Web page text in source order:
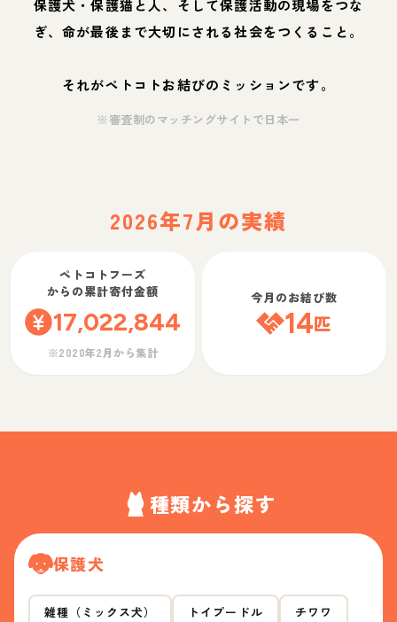
保護犬・保護猫と人、そして保護活動の現場をつな
ぎ、命が最後まで大切にされる社会をつくること。
それがペトコトお結びのミッションです。
※審査制のマッチングサイトで日本一
2026年7月の実績
ペトコトフーズ
からの累計寄付金額
17,022,844
※2020年2月から集計
今月のお結び数
14匹
種類から探す
保護犬
雑種（ミックス犬） トイプードル チワワ